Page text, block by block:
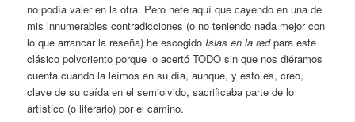
no podía valer en la otra. Pero hete aquí que cayendo en una de
mis innumerables contradicciones (o no teniendo nada mejor con
lo que arrancar la reseña) he escogidoIslas en la redpara este
clásico polvoriento porque lo acertó TODO sin que nos diéramos
cuenta cuando la leímos en su día, aunque, y esto es, creo,
clave de su caída en el semiolvido, sacrificaba parte de lo
artístico (o literario) por el camino.